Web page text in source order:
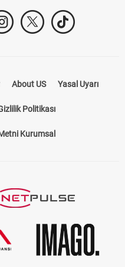
About US Yasal Uyarı
Politikası
Kurumsal